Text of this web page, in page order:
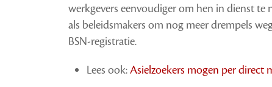
werkgevers eenvoudiger om hen in dienst te
als beleidsmakers om nog meer drempels
BSN-registratie.
Lees ook:Asielzoekers mogen per direct